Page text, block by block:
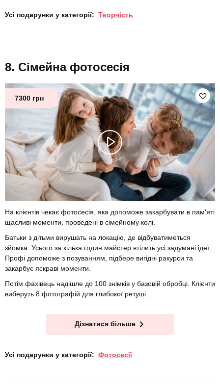
Усі подарунки у категорії: Творчість
Сімейна фотосесія
7300 грн
На клієнтів чекає фотосесія, яка допоможе закарбувати в пам'яті
щасливі моменти, проведені в сімейному колі.
Батьки з дітьми вирушать на локацію, де відбуватиметься
зйомка. Усього за кілька годин майстер втілить усі задумані ідеї.
Профі допоможе з позуванням, підбере вигідні ракурси та
закарбує яскраві моменти.
Потім фахівець надішле до 100 знімків у базовій обробці. Клієнти
виберуть 8 фотографій для глибокої ретуші.
Дізнатися більше
Усі подарунки у категорії: Фотосесії